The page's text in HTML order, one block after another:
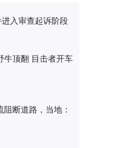
进入审查起诉阶段
牛顶翻 目击者开车
断道路，当地：